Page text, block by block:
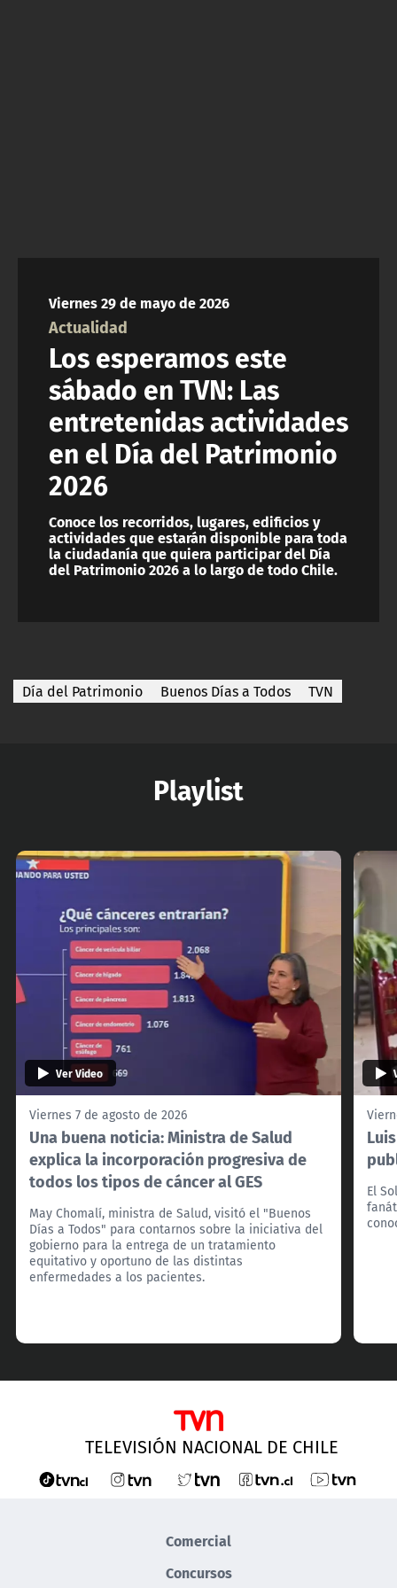
Viernes 29 de mayo de 2026
Actualidad
Los esperamos este
sábado en TVN: Las
entretenidas actividades
en el Día del Patrimonio
2026
Conoce los recorridos, lugares, edificios y
actividades que estarán disponible para toda
la ciudadanía que quiera participar del Día
del Patrimonio 2026 a lo largo de todo Chile.
Día del Patrimonio Buenos Días a Todos TVN
Playlist
Ver Video
Viernes 7 de agosto de 2026
Una buena noticia: Ministra de Salud
explica la incorporación progresiva de
todos los tipos de cáncer al GES
May Chomalí, ministra de Salud, visitó el "Buenos
Días a Todos" para contarnos sobre la iniciativa del
gobierno para la entrega de un tratamiento
equitativo y oportuno de las distintas
enfermedades a los pacientes.
El
TELEVISIÓN NACIONAL DE CHILE
Comercial
Concursos